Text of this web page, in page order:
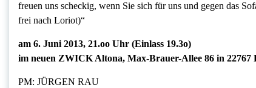
freuen uns scheckig, wenn Sie sich für uns und gegen das
frei nach Loriot)“
am 6. Juni 2013, 21.oo Uhr (Einlass 19.3o)
im neuen ZWICK Altona, Max-Brauer-Allee 86 in
PM: JÜRGEN RAU